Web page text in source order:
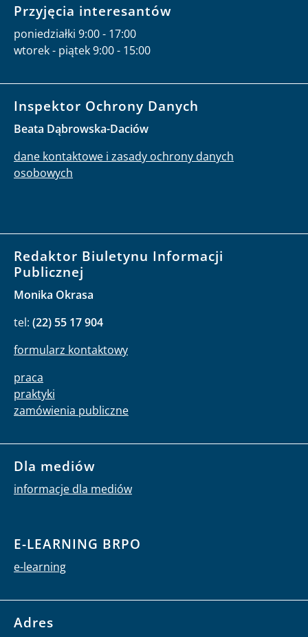
Przyjęcia interesantów
poniedziałki 9:00 - 17:00
wtorek - piątek 9:00 - 15:00
Inspektor Ochrony Danych
Beata Dąbrowska-Daciów
dane kontaktowe i zasady ochrony danych
osobowych
Redaktor Biuletynu Informacji
Publicznej
Monika Okrasa
tel: (22) 55 17 904
formularz kontaktowy
praca
praktyki
zamówienia publiczne
Dla mediów
informacje dla mediów
E-LEARNING BRPO
e-learning
Adres